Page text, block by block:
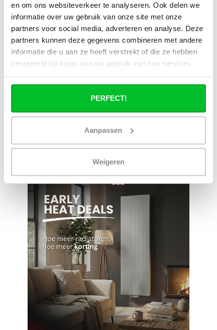
en om ons websiteverkeer te analyseren. Ook delen we
informatie over uw gebruik van onze site met onze
partners voor social media, adverteren en analyse. Deze
partners kunnen deze gegevens combineren met andere
informatie die u aan ze heeft verstrekt of die ze hebben
verzameld op basis van uw gebruik van hun services.
PERFECT!
Aanpassen
Weigeren
Heb je een vraag over dit product ?
Simon helpt je graag en kan al je vragen beantwoorden.
Stuur een bericht
Zelf ophalen in de
winkel?
Wij zijn 6 dagen per
Snelle levering in
Nederland en België
kosten achteraf